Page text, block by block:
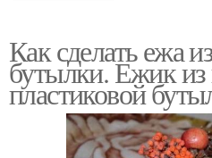
Как сделать ежа
бутылки. Ежик
пластиковой